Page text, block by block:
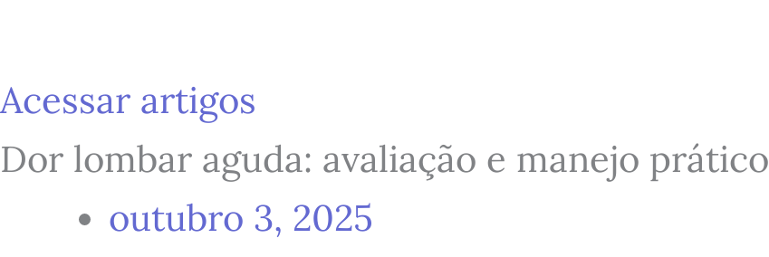
para
o
conteúdo
Acessar artigos
Dor lombar aguda: avaliação e manejo prático
outubro 3, 2025